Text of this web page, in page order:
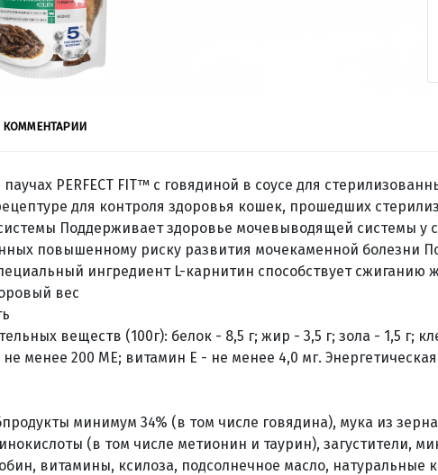
КОММЕНТАРИИ
PERFECT FIT™ с говядиной в соусе для
для контроля здоровья кошек, прошедших
Поддерживает здоровье мочевыводящей системы у
повышенному риску развития мочекаменной болезни
ингредиент L-карнитин способствует сжиганию
вес
веществ (100г): белок - 8,5 г; жир - 3,5 г; зола - 1,5 г;
менее 200 МЕ; витамин E - не менее 4,0 мг. Энергетическая
минимум 34% (в том числе говядина), мука из
(в том числе метионин и таурин), загустители,
витамины, ксилоза, подсолнечное масло, натуральные